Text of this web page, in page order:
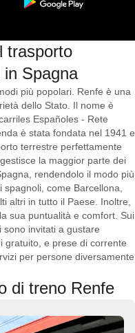
trasporto
Spagna
più popolari. Renfe è una
dello Stato. Il nome è
Españoles - Rete
è stata fondata nel 1941 e
terrestre perfettamente
la maggior parte dei
rendendolo il modo più
come Barcellona,
altri in tutto il Paese. Inoltre,
sua puntualità e comfort. Sui
invitati a gustare
gratuito, e prese di corrente
per persone diversamente
di treno Renfe